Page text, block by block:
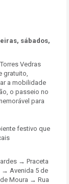
sábados,
Vedras
gratuito,
a mobilidade
o passeio no
para
festivo que
→ Praceta
→ Avenida 5 de
Moura → Rua